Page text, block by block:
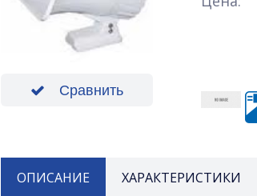
Сравнить
ОПИСАНИЕ ХАРАКТЕРИСТИКИ